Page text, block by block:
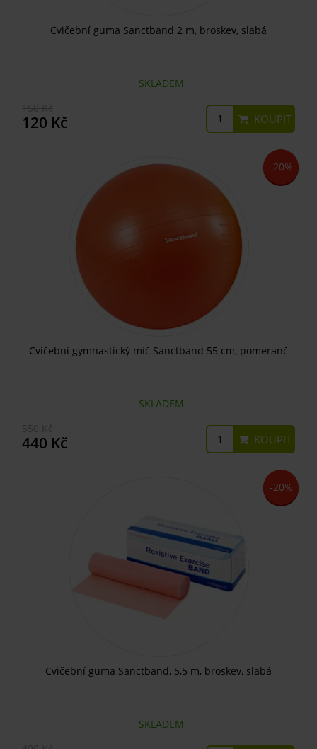
Cvičební guma Sanctband 2 m, broskev, slabá
SKLADEM
120 Kč KOUPIT
-20%
Cvičební gymnastický míč Sanctband 55 cm, pomeranč
SKLADEM
440 Kč KOUPIT
-20%
Cvičební guma Sanctband, 5,5 m, broskev, slabá
SKLADEM